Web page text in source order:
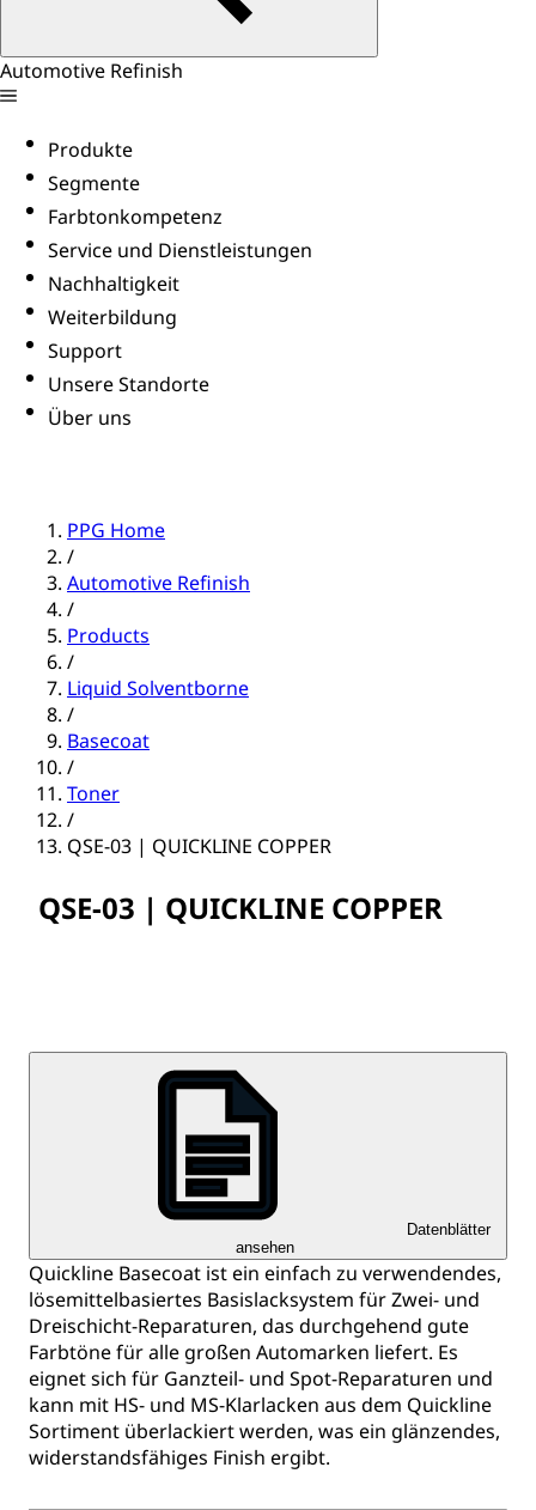
Automotive Refinish
Produkte
Segmente
Farbtonkompetenz
Service und Dienstleistungen
Nachhaltigkeit
Weiterbildung
Support
Unsere Standorte
Über uns
PPG Home
/
Automotive Refinish
/
Products
/
Liquid Solventborne
/
Basecoat
/
Toner
/
QSE-03 | QUICKLINE COPPER
QSE-03 | QUICKLINE COPPER
Datenblätter
ansehen
Quickline Basecoat ist ein einfach zu verwendendes,
lösemittelbasiertes Basislacksystem für Zwei- und
Dreischicht-Reparaturen, das durchgehend gute
Farbtöne für alle großen Automarken liefert. Es
eignet sich für Ganzteil- und Spot-Reparaturen und
kann mit HS- und MS-Klarlacken aus dem Quickline
Sortiment überlackiert werden, was ein glänzendes,
widerstandsfähiges Finish ergibt.